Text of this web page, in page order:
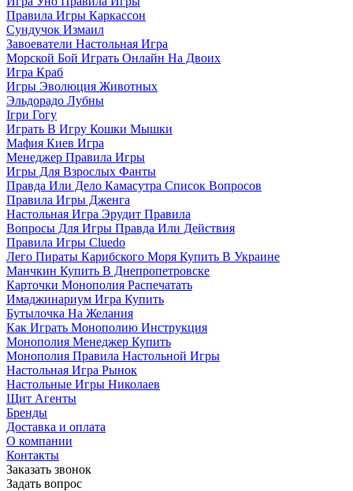
Правила Игры Каркассон
Сундучок Измаил
Завоеватели Настольная Игра
Морской Бой Играть Онлайн На Двоих
Игра Краб
Игры Эволюция Животных
Эльдорадо Лубны
Ігри Гогу
Играть В Игру Кошки Мышки
Мафия Киев Игра
Менеджер Правила Игры
Игры Для Взрослых Фанты
Правда Или Дело Камасутра Список Вопросов
Правила Игры Дженга
Настольная Игра Эрудит Правила
Вопросы Для Игры Правда Или Действия
Правила Игры Cluedo
Лего Пираты Карибского Моря Купить В Украине
Манчкин Купить В Днепропетровске
Карточки Монополия Распечатать
Имаджинариум Игра Купить
Бутылочка На Желания
Как Играть Монополию Инструкция
Монополия Менеджер Купить
Монополия Правила Настольной Игры
Настольная Игра Рынок
Настольные Игры Николаев
Щит Агенты
Бренды
Доставка и оплата
О компании
Контакты
Заказать звонок
Задать вопрос